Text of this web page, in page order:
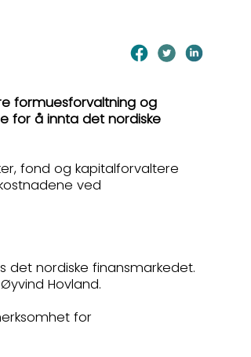
formuesforvaltning og
for å innta det nordiske
fond og kapitalforvaltere
ved
det nordiske finansmarkedet.
Hovland.
for